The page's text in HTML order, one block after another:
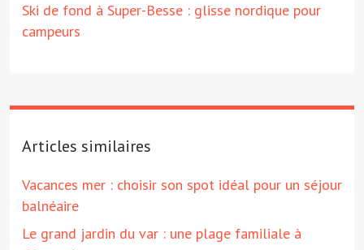
Ski de fond à Super-Besse : glisse nordique pour
campeurs
Articles similaires
Vacances mer : choisir son spot idéal pour un séjour
balnéaire
Le grand jardin du var : une plage familiale à